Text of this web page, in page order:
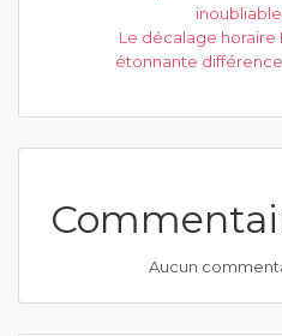
Le décalage horaire
étonnante
Aucun